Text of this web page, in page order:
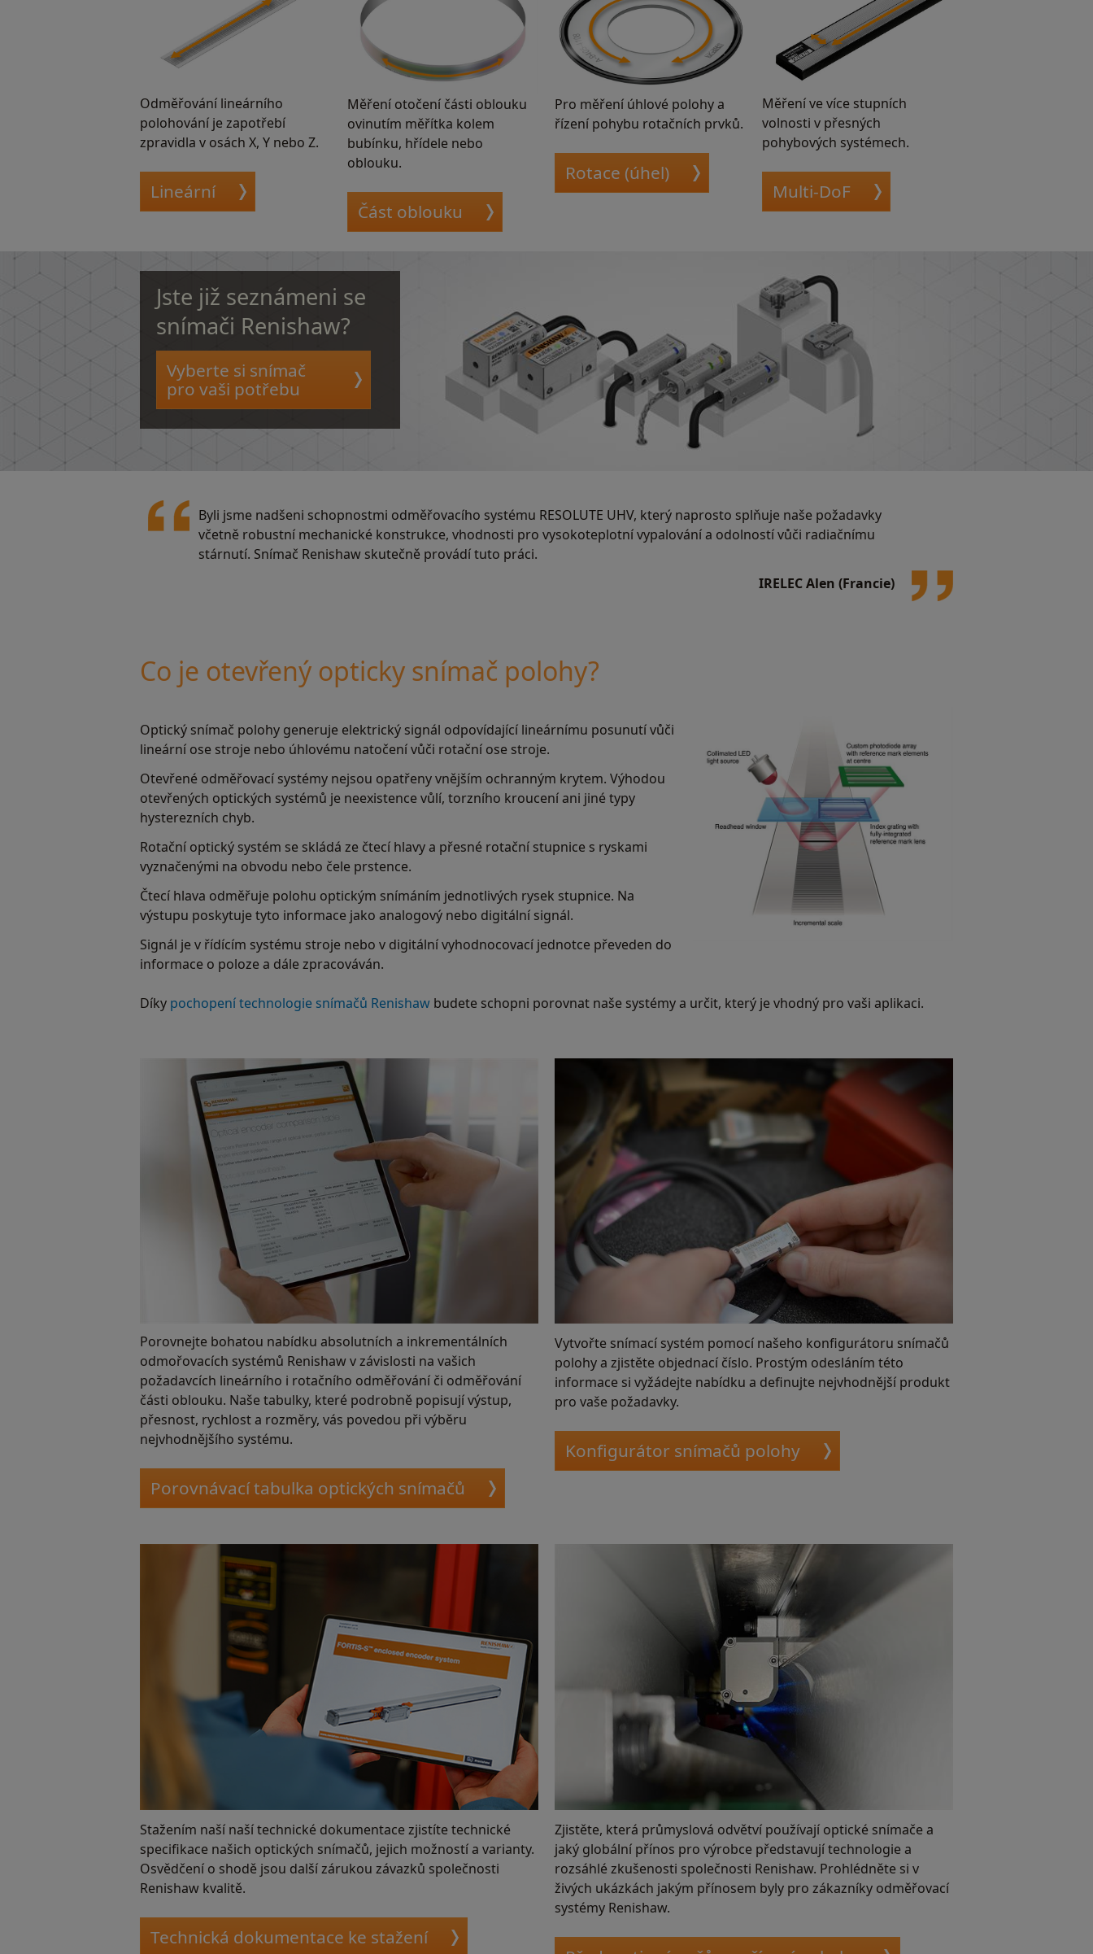
Odměřování lineárního
polohování je zapotřebí
zpravidla v osách X, Y nebo Z.
Lineární
Měření otočení části oblouku
ovinutím měřítka kolem
bubínku, hřídele nebo
oblouku.
Část oblouku
Pro měření úhlové polohy a
řízení pohybu rotačních prvků.
Rotace (úhel)
Měření ve více stupních
volnosti v přesných
pohybových systémech.
Multi-DoF
Jste již seznámeni se
snímači Renishaw?
Vyberte si snímač
pro vaši potřebu
Byli jsme nadšeni schopnostmi odměřovacího systému RESOLUTE UHV, který naprosto splňuje naše požadavky
včetně robustní mechanické konstrukce, vhodnosti pro vysokoteplotní vypalování a odolností vůči radiačnímu
stárnutí. Snímač Renishaw skutečně provádí tuto práci.
IRELEC Alen (Francie)
Co je otevřený opticky snímač polohy?
Optický snímač polohy generuje elektrický signál odpovídající lineárnímu posunutí vůči
lineární ose stroje nebo úhlovému natočení vůči rotační ose stroje.
Otevřené odměřovací systémy nejsou opatřeny vnějším ochranným krytem. Výhodou
otevřených optických systémů je neexistence vůlí, torzního kroucení ani jiné typy
hysterezních chyb.
Rotační optický systém se skládá ze čtecí hlavy a přesné rotační stupnice s ryskami
vyznačenými na obvodu nebo čele prstence.
Čtecí hlava odměřuje polohu optickým snímáním jednotlivých rysek stupnice. Na
výstupu poskytuje tyto informace jako analogový nebo digitální signál.
Signál je v řídícím systému stroje nebo v digitální vyhodnocovací jednotce převeden do
informace o poloze a dále zpracováván.
Díky pochopení technologie snímačů Renishaw budete schopni porovnat naše systémy a určit, který je vhodný pro vaši aplikaci.
Porovnejte bohatou nabídku absolutních a inkrementálních
odmořovacích systémů Renishaw v závislosti na vašich
požadavcích lineárního i rotačního odměřování či odměřování
části oblouku. Naše tabulky, které podrobně popisují výstup,
přesnost, rychlost a rozměry, vás povedou při výběru
nejvhodnějšího systému.
Porovnávací tabulka optických snímačů
Vytvořte snímací systém pomocí našeho konfigurátoru snímačů
polohy a zjistěte objednací číslo. Prostým odesláním této
informace si vyžádejte nabídku a definujte nejvhodnější produkt
pro vaše požadavky.
Konfigurátor snímačů polohy
Stažením naší naší technické dokumentace zjistíte technické
specifikace našich optických snímačů, jejich možností a varianty.
Osvědčení o shodě jsou další zárukou závazků společnosti
Renishaw kvalitě.
Technická dokumentace ke stažení
Zjistěte, která průmyslová odvětví používají optické snímače a
jaký globální přínos pro výrobce představují technologie a
rozsáhlé zkušenosti společnosti Renishaw. Prohlédněte si v
živých ukázkách jakým přínosem byly pro zákazníky odměřovací
systémy Renishaw.